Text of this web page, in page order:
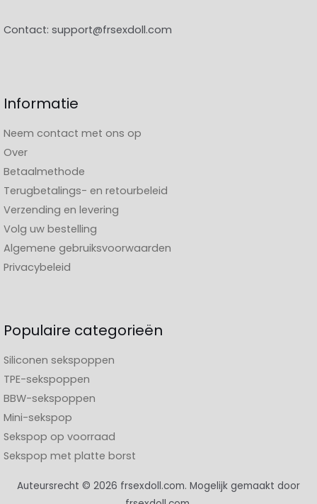
Contact: support@frsexdoll.com
Informatie
Neem contact met ons op
Over
Betaalmethode
Terugbetalings- en retourbeleid
Verzending en levering
Volg uw bestelling
Algemene gebruiksvoorwaarden
Privacybeleid
Populaire categorieën
Siliconen sekspoppen
TPE-sekspoppen
BBW-sekspoppen
Mini-sekspop
Sekspop op voorraad
Sekspop met platte borst
Auteursrecht © 2026 frsexdoll.com. Mogelijk gemaakt door